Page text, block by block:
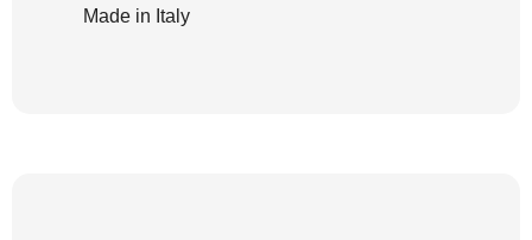
Made in Italy